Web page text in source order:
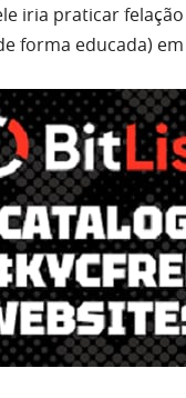
iria praticar
forma educada)